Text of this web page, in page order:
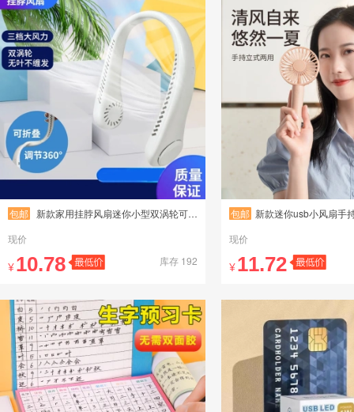
包邮
新款家用挂脖风扇迷你小型双涡轮可折叠调节USB充电无叶挂脖风扇
现价
¥10.78 库存 192
包邮 新款迷你usb小风扇手持随身便携静音办公学
现价
¥11.72